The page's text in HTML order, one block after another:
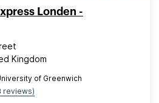
Londen -
Kingdom
of Greenwich
reviews)